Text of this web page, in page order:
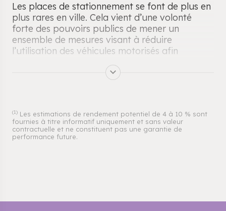
Les places de stationnement se font de plus en
plus rares en ville. Cela vient d’une volonté
forte des pouvoirs publics de mener un
ensemble de mesures visant à réduire
l’utilisation des véhicules motorisés afin
d’atteindre les objectifs écologiques et
environnementaux. Cela engendre donc une
d’investir dans un parking lorsque celui-ci est
bien placé. Pour un usage personnel ou pour
réaliser un investissement locatif, ou encore
(1) Les estimations de rendement potentiel de 4 à 10 % sont
fournies à titre informatif uniquement et sans valeur
contractuelle et ne constituent pas une garantie de
performance future.